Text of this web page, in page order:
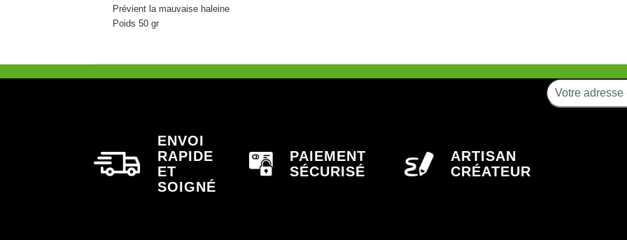
Prévient la mauvaise haleine
Poids 50 gr
ENVOI
RAPIDE
ET
SOIGNÉ
PAIEMENT
SÉCURISÉ
ARTISAN
CRÉATEUR